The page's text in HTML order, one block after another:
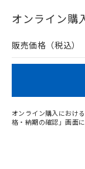
在庫等で未対応
問い合わせくだ
オンライン購
販売価格（税込）
オンライン購入におけ
格・納期の確認」画面